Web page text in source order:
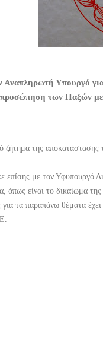
Υπουργό
των Παξών
ζήτημα της
επίσης με τον Υφυπουργό
όπως είναι το δικαίωμα
τα παραπάνω θέματα